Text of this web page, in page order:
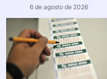
6 de agosto de 2026